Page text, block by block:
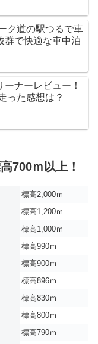
ク道の駅つるで車
群で快適な車中泊
ナーレビュー！
った感想は？
700ｍ以上！
標高2,000ｍ
標高1,200ｍ
標高1,000ｍ
標高990ｍ
標高900ｍ
標高896ｍ
標高830ｍ
標高800ｍ
標高790ｍ